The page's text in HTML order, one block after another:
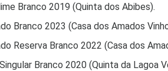
Branco 2019 (Quinta dos Abibes).
Branco 2023 (Casa dos Amados
Reserva Branco 2022 (Casa dos
Branco 2020 (Quinta da Lagoa